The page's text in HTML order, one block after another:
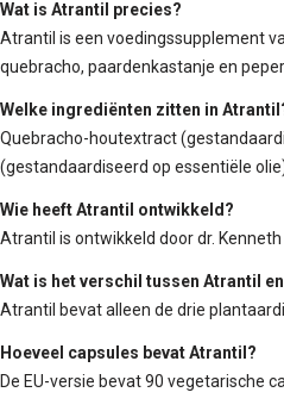
Wat is Atrantil precies?
Atrantil is een voedingssupplement
quebracho, paardenkastanje en
Welke ingrediënten zitten in
Quebracho-houtextract
(gestandaardiseerd op essentiële
Wie heeft Atrantil ontwikkeld?
Atrantil is ontwikkeld door dr.
Wat is het verschil tussen Atrantil
Atrantil bevat alleen de drie
Hoeveel capsules bevat Atrantil?
De EU-versie bevat 90 vegetarische